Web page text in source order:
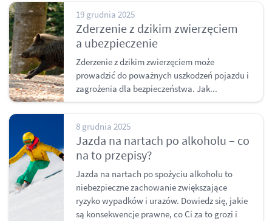
19 grudnia 2025
Zderzenie z dzikim zwierzęciem
a ubezpieczenie
Zderzenie z dzikim zwierzęciem może
prowadzić do poważnych uszkodzeń pojazdu i
zagrożenia dla bezpieczeństwa. Jak...
8 grudnia 2025
Jazda na nartach po alkoholu – co
na to przepisy?
Jazda na nartach po spożyciu alkoholu to
niebezpieczne zachowanie zwiększające
ryzyko wypadków i urazów. Dowiedz się, jakie
są konsekwencje prawne, co Ci za to grozi i